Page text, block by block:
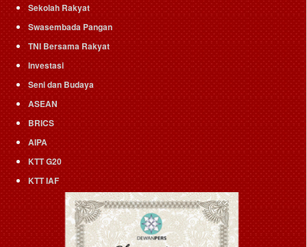
Sekolah Rakyat
Swasembada Pangan
TNI Bersama Rakyat
Investasi
Seni dan Budaya
ASEAN
BRICS
AIPA
KTT G20
KTT IAF